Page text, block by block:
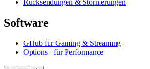
Rücksendungen & Stornierungen
Software
GHub für Gaming & Streaming
Options+ für Performance